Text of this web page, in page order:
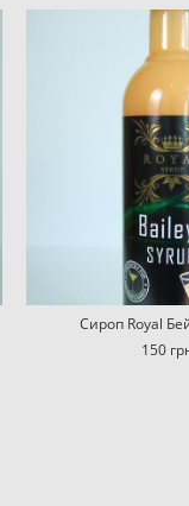
Сироп Royal
150